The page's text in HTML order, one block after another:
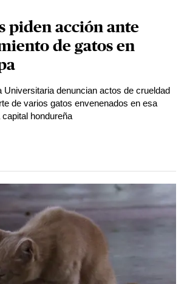
piden acción ante
de gatos en
Universitaria denuncian actos de crueldad
de varios gatos envenenados en esa
hondureña